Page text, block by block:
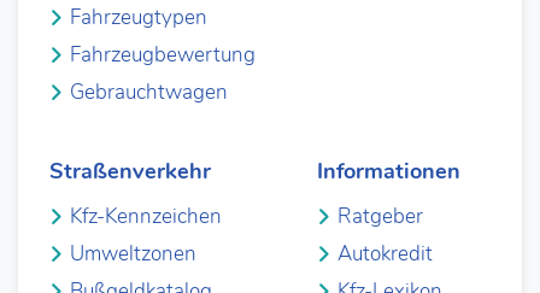
Fahrzeugtypen
Fahrzeugbewertung
Gebrauchtwagen
Straßenverkehr
Kfz-Kennzeichen
Umweltzonen
Informationen
Ratgeber
Autokredit